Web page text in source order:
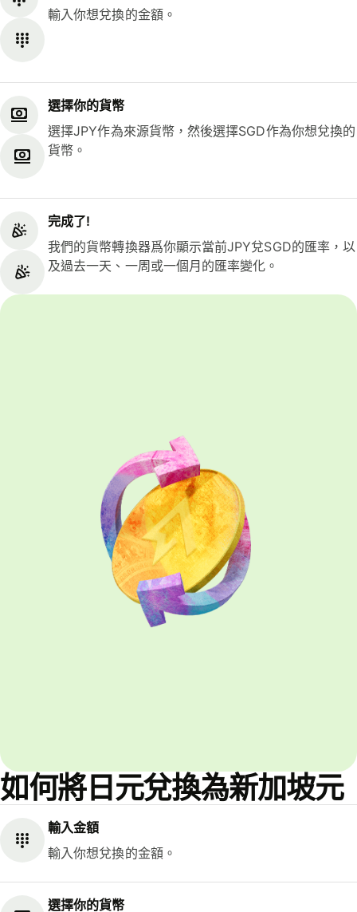
輸入你想兌換的金額。
選擇你的貨幣
選擇JPY作為來源貨幣，然後選擇SGD作為你想兌換的
貨幣。
完成了!
我們的貨幣轉換器爲你顯示當前JPY兌SGD的匯率，以
及過去一天、一周或一個月的匯率變化。
如何將日元兌換為新加坡元
輸入金額
輸入你想兌換的金額。
選擇你的貨幣